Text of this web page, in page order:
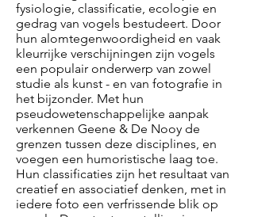
fysiologie, classificatie, ecologie en
gedrag van vogels bestudeert. Door
hun alomtegenwoordigheid en vaak
kleurrijke verschijningen zijn vogels
een populair onderwerp van zowel
studie als kunst - en van fotografie in
het bijzonder. Met hun
pseudowetenschappelijke aanpak
verkennen Geene & De Nooy de
grenzen tussen deze disciplines, en
voegen een humoristische laag toe.
Hun classificaties zijn het resultaat van
creatief en associatief denken, met in
iedere foto een verfrissende blik op